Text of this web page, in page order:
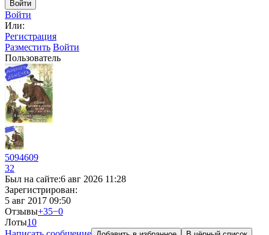
Войти
Войти
Или:
Регистрация
Разместить Войти
Пользователь
5094609
32
Был на сайте:6 авг 2026 11:28
Зарегистрирован:
5 авг 2017 09:50
Отзывы+35−0
Лоты10